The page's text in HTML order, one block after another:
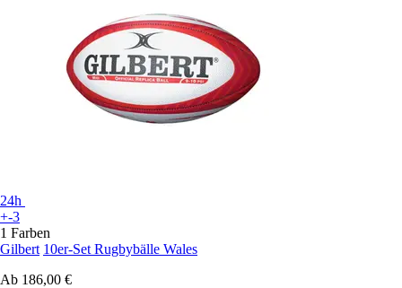
24h
+-3
1 Farben
Gilbert 10er-Set Rugbybälle Wales
Ab 186,00 €